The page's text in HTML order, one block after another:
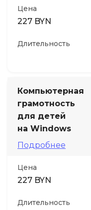
Цена
227 BYN
Длительность
Компьютерная
грамотность
для детей
на Windows
Подробнее
Цена
227 BYN
Длительность